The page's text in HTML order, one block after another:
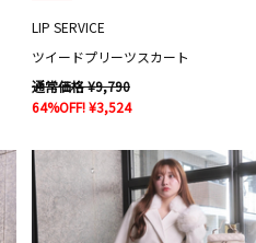
LIP SERVICE
ツイードプリーツスカート
通常価格 ¥9,790
64%OFF! ¥3,524